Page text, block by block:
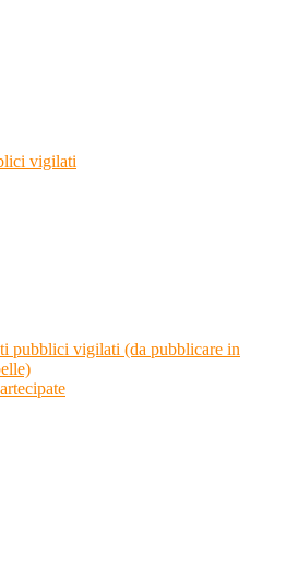
vigilati
pubblici vigilati (da pubblicare in